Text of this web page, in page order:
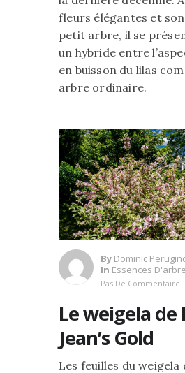
fleurs élégantes et
petit arbre, il se
un hybride entre
en buisson du lilas
arbre ordinaire.
By Dominic
In Essences
Pas De Commentaire
Le weigela de
Jean’s Gold
Les feuilles du weigela